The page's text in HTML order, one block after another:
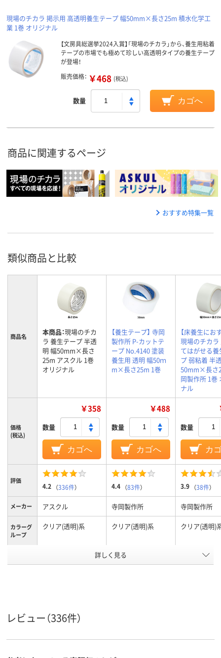
現場のチカラ 掲示用 高透明養生テープ 幅50mm×長さ25m 積水化学工
業 1巻 オリジナル
【文房具総選挙2024入賞】「現場のチカラ」から、養生用粘着
テープの市場でも極めて珍しい高透明タイプの養生テープ
が登場！
販売価格： ￥468 (税込)
数量 カゴへ
商品に関連するページ
おすすめ特集一覧
類似商品と比較
商品名 本商品：現場のチカ
ラ 養生テープ 半透
明 幅50mm×長さ
25m アスクル 1巻
オリジナル
【養生テープ】 寺岡
製作所 P-カットテ
ープ No.4140 塗装
養生用 透明 幅50ｍ
m×長さ25m 1巻
【床養生にお
現場のチカラ
てはがせる
プ 弱粘着 半
50mm×長さ
岡製作所 1巻
ナル
価格
(税込)
￥358
数量
カゴへ
￥488
数量
カゴへ
数量
カ
評価
4.2 （336件） 4.4 （83件） 3.9 （38件）
メーカー アスクル 寺岡製作所 寺岡製作所
カラーグ
ループ
クリア(透明)系 クリア(透明)系 クリア(透明)
10 20 20
詳しく見る
レビュー（336件）